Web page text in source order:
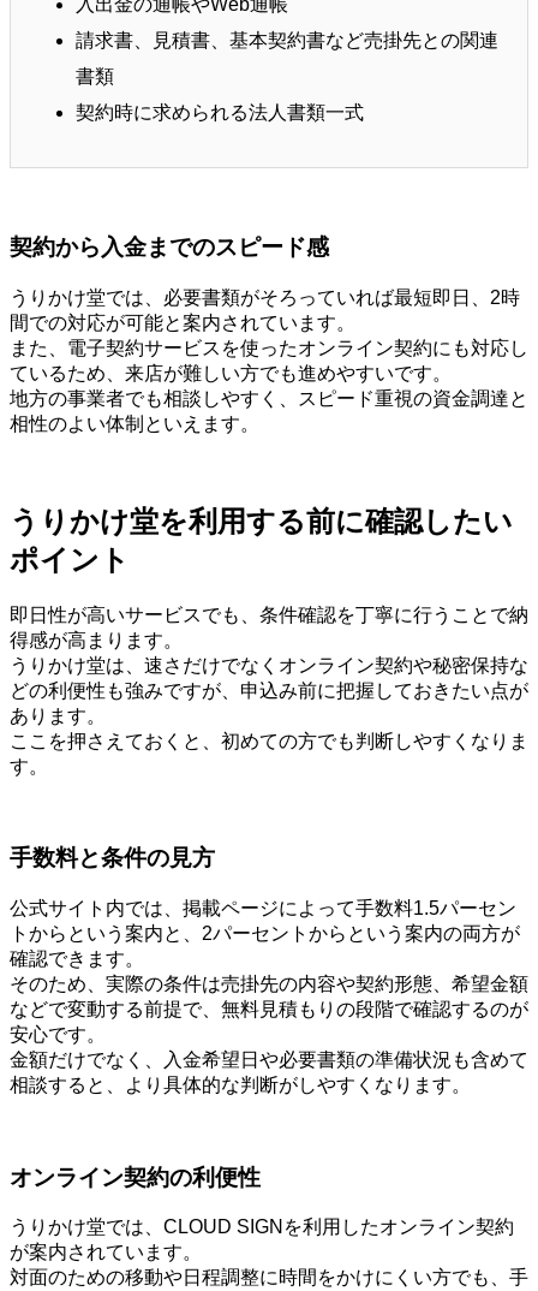
入出金の通帳やWeb通帳
請求書、見積書、基本契約書など売掛先との関連
書類
契約時に求められる法人書類一式
契約から入金までのスピード感
うりかけ堂では、必要書類がそろっていれば最短即日、2時
間での対応が可能と案内されています。
また、電子契約サービスを使ったオンライン契約にも対応し
ているため、来店が難しい方でも進めやすいです。
地方の事業者でも相談しやすく、スピード重視の資金調達と
相性のよい体制といえます。
うりかけ堂を利用する前に確認したい
ポイント
即日性が高いサービスでも、条件確認を丁寧に行うことで納
得感が高まります。
うりかけ堂は、速さだけでなくオンライン契約や秘密保持な
どの利便性も強みですが、申込み前に把握しておきたい点が
あります。
ここを押さえておくと、初めての方でも判断しやすくなりま
す。
手数料と条件の見方
公式サイト内では、掲載ページによって手数料1.5パーセン
トからという案内と、2パーセントからという案内の両方が
確認できます。
そのため、実際の条件は売掛先の内容や契約形態、希望金額
などで変動する前提で、無料見積もりの段階で確認するのが
安心です。
金額だけでなく、入金希望日や必要書類の準備状況も含めて
相談すると、より具体的な判断がしやすくなります。
オンライン契約の利便性
うりかけ堂では、CLOUD SIGNを利用したオンライン契約
が案内されています。
対面のための移動や日程調整に時間をかけにくい方でも、手